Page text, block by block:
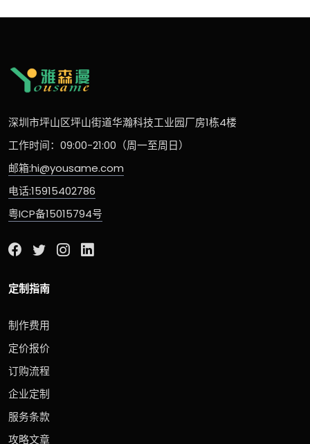
深圳市坪山区坪山街道华瀚科技工业园厂房1栋4楼
工作时间：09:00-21:00（周一至周日）
邮箱:hi@yousame.com
电话:15915402786
粤ICP备15015794号
定制指南
制作费用
定价报价
订购流程
企业定制
服务条款
攻略文章